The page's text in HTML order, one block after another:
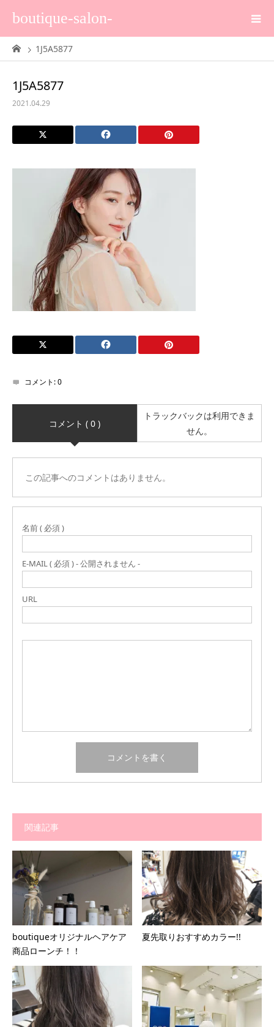
boutique-salon-
1J5A5877
1J5A5877
2021.04.29
コメント:0
コメント ( 0 )
トラックバックは利用できま
せん。
この記事へのコメントはありません。
名前 ( 必須 )
E-MAIL ( 必須 ) - 公開されません -
URL
関連記事
boutiqueオリジナルヘアケア
商品ローンチ！！
夏先取りおすすめカラー!!